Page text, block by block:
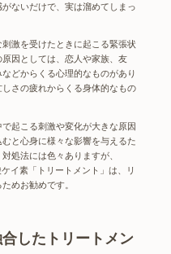
ないだけで、実は溜めてしまっ
激を受けたときに起こる緊張状
因としては、恋人や家族、友
どからくる心理的なものがあり
さの疲れからくる身体的なもの
起こる刺激や変化が大きな原因
と心身に様々な影響を与えるた
処法には色々ありますが、
イ素「 トリートメント 」は、リ
ためお勧めです。
したトリートメン